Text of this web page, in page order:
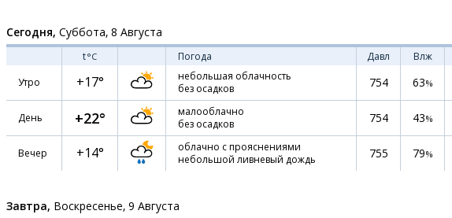
Сегодня, Суббота, 8 Августа
t°C Погода Давл Влж
Утро
+17°
небольшая облачность
без осадков
754 63%
День +22°
малооблачно
без осадков
754 43%
Вечер +14°
облачно с прояснениями
небольшой ливневый дождь
755 79%
Завтра, Воскресенье, 9 Августа